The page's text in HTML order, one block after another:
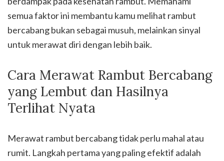
semua faktor ini membantu kamu melihat rambut
bercabang bukan sebagai musuh, melainkan sinyal
untuk merawat diri dengan lebih baik.
Cara Merawat Rambut Bercabang
yang Lembut dan Hasilnya
Terlihat Nyata
Merawat rambut bercabang tidak perlu mahal atau
rumit. Langkah pertama yang paling efektif adalah